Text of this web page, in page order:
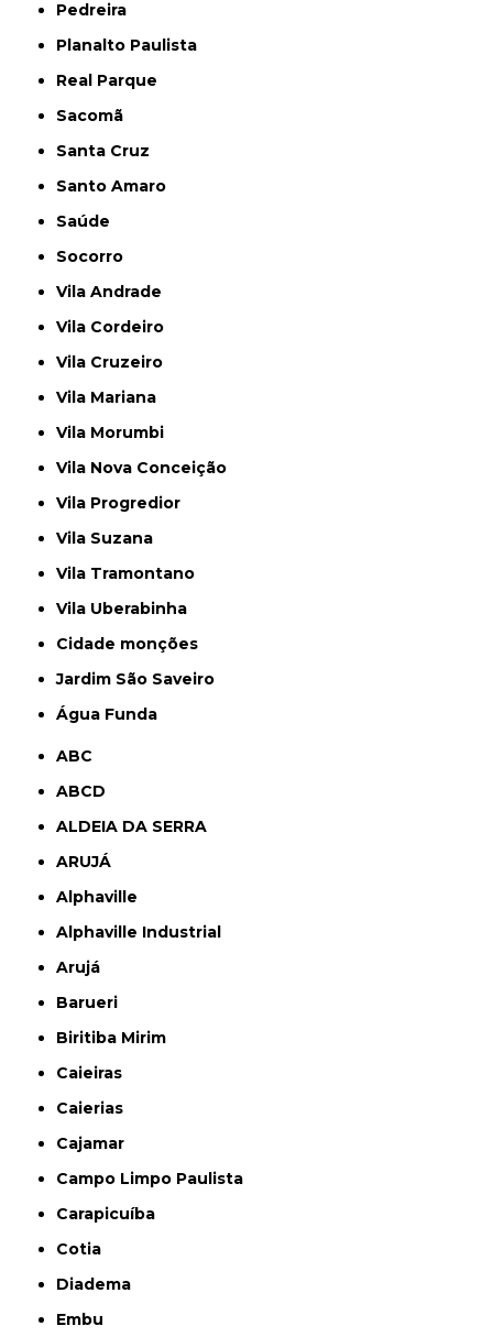
Pedreira
Planalto Paulista
Real Parque
Sacomã
Santa Cruz
Santo Amaro
Saúde
Socorro
Vila Andrade
Vila Cordeiro
Vila Cruzeiro
Vila Mariana
Vila Morumbi
Vila Nova Conceição
Vila Progredior
Vila Suzana
Vila Tramontano
Vila Uberabinha
cidade monções
jardim São Saveiro
Água Funda
ABC
ABCD
ALDEIA DA SERRA
ARUJÁ
Alphaville
Alphaville Industrial
Arujá
Barueri
Biritiba Mirim
Caieiras
Caierias
Cajamar
Campo Limpo Paulista
Carapicuíba
Cotia
Diadema
Embu